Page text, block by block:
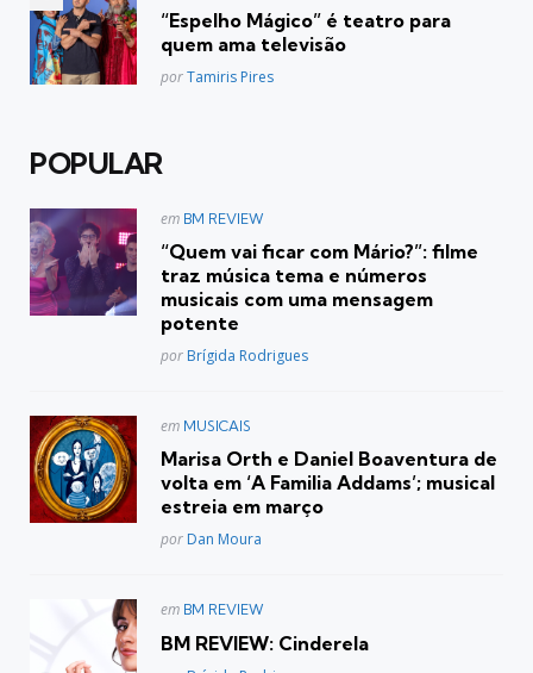
“Espelho Mágico” é teatro para
quem ama televisão
Posted
porTamiris Pires
POPULAR
Postado
em BM REVIEW
“Quem vai ficar com Mário?”: filme
traz música tema e números
musicais com uma mensagem
potente
Posted
por Brígida Rodrigues
Postado
em MUSICAIS
Marisa Orth e Daniel Boaventura de
volta em ‘A Familia Addams’; musical
estreia em março
Posted
por Dan Moura
Postado
em BM REVIEW
BM REVIEW: Cinderela